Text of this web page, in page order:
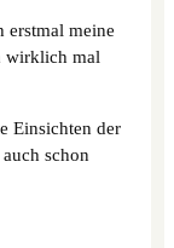
meine
wirklich mal
Einsichten der
schon